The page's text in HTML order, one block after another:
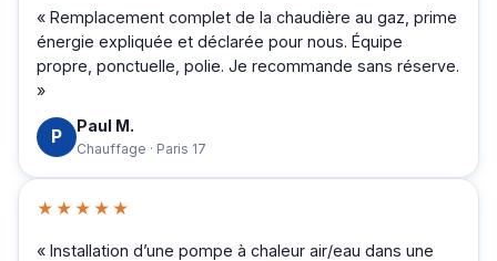
« Remplacement complet de la chaudière au gaz, prime
énergie expliquée et déclarée pour nous. Équipe
propre, ponctuelle, polie. Je recommande sans réserve.
»
P Paul M.
Chauffage · Paris 17
★★★★★
« Installation d’une pompe à chaleur air/eau dans une